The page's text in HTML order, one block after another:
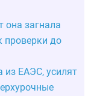
она загнала
проверки до
из ЕАЭС, усилят